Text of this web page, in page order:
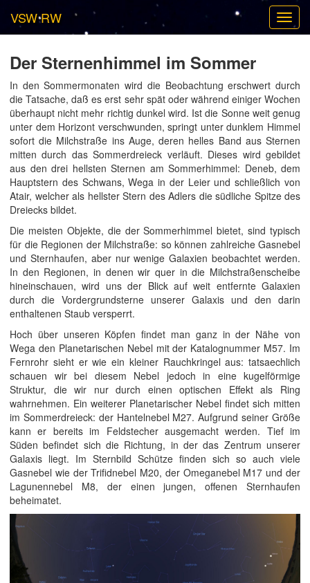
VSW RW
Der Sternenhimmel im Sommer
In den Sommermonaten wird die Beobachtung erschwert durch
die Tatsache, daß es erst sehr spät oder während einiger Wochen
überhaupt nicht mehr richtig dunkel wird. Ist die Sonne weit genug
unter dem Horizont verschwunden, springt unter dunklem Himmel
sofort die Milchstraße ins Auge, deren helles Band aus Sternen
mitten durch das Sommerdreieck verläuft. Dieses wird gebildet
aus den drei hellsten Sternen am Sommerhimmel: Deneb, dem
Hauptstern des Schwans, Wega in der Leier und schließlich von
Atair, welcher als hellster Stern des Adlers die südliche Spitze des
Dreiecks bildet.
Die meisten Objekte, die der Sommerhimmel bietet, sind typisch
für die Regionen der Milchstraße: so können zahlreiche Gasnebel
und Sternhaufen, aber nur wenige Galaxien beobachtet werden.
In den Regionen, in denen wir quer in die Milchstraßenscheibe
hineinschauen, wird uns der Blick auf weit entfernte Galaxien
durch die Vordergrundsterne unserer Galaxis und den darin
enthaltenen Staub versperrt.
Hoch über unseren Köpfen findet man ganz in der Nähe von
Wega den Planetarischen Nebel mit der Katalognummer M57. Im
Fernrohr sieht er wie ein kleiner Rauchkringel aus: tatsaechlich
schauen wir bei diesem Nebel jedoch in eine kugelförmige
Struktur, die wir nur durch einen optischen Effekt als Ring
wahrnehmen. Ein weiterer Planetarischer Nebel findet sich mitten
im Sommerdreieck: der Hantelnebel M27. Aufgrund seiner Größe
kann er bereits im Feldstecher ausgemacht werden. Tief im
Süden befindet sich die Richtung, in der das Zentrum unserer
Galaxis liegt. Im Sternbild Schütze finden sich so auch viele
Gasnebel wie der Trifidnebel M20, der Omeganebel M17 und der
Lagunennebel M8, der einen jungen, offenen Sternhaufen
beheimatet.